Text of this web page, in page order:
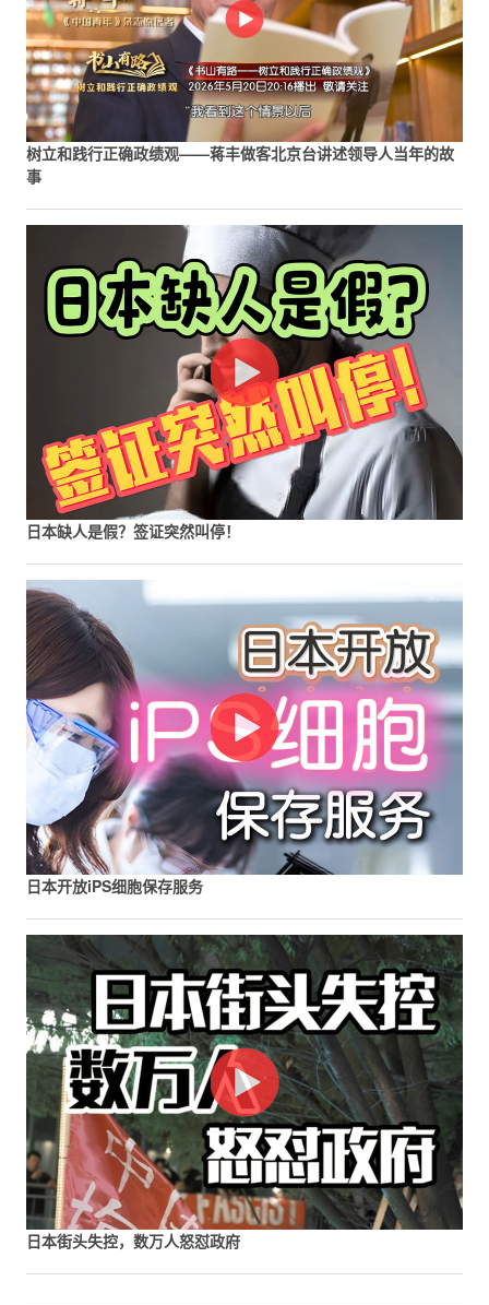
树立和践行正确政绩观——蒋丰做客北京台讲述领导人当年的故
事
日本缺人是假？签证突然叫停！
日本开放iPS细胞保存服务
日本街头失控，数万人怒怼政府